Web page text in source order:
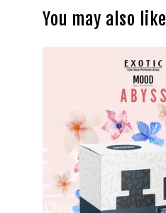
You may also like